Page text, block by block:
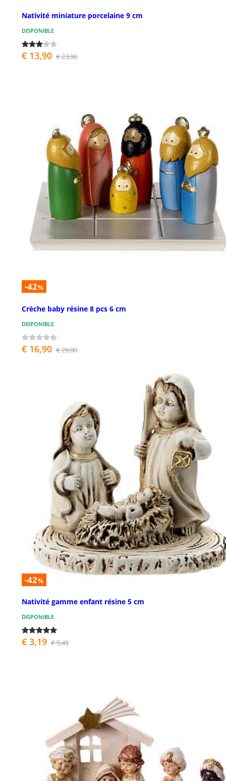
Nativité miniature porcelaine 9 cm
DISPONIBLE
€ 13,90 € 23,90
-42%
Crèche baby résine 8 pcs 6 cm
DISPONIBLE
€ 16,90 € 29,00
-42%
Nativité gamme enfant résine 5 cm
DISPONIBLE
€ 3,19 € 5,49